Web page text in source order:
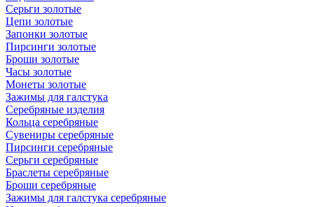
Серьги золотые
Цепи золотые
Запонки золотые
Пирсинги золотые
Броши золотые
Часы золотые
Монеты золотые
Зажимы для галстука
Серебряные изделия
Кольца серебряные
Сувениры серебряные
Пирсинги серебряные
Серьги серебряные
Браслеты серебряные
Броши серебряные
Зажимы для галстука серебряные